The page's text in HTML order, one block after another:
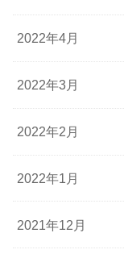
2022年4月
2022年3月
2022年2月
2022年1月
2021年12月